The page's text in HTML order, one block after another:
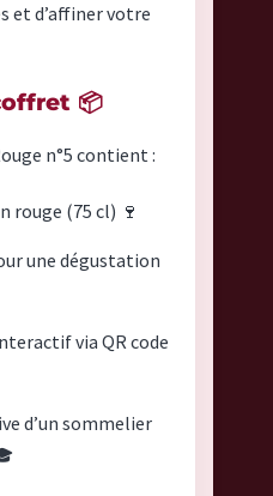
et d’affiner votre
📦
n°5 contient :
rouge (75 cl) 🍷
une dégustation
via QR code
d’un sommelier